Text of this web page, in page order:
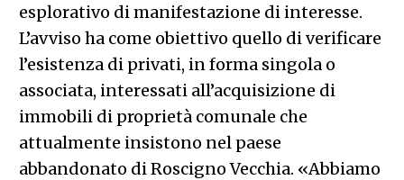
esplorativo di manifestazione di interesse.
L’avviso ha come obiettivo quello di verificare
l’esistenza di privati, in forma singola o
associata, interessati all’acquisizione di
immobili di proprietà comunale che
attualmente insistono nel paese
abbandonato di Roscigno Vecchia. «Abbiamo